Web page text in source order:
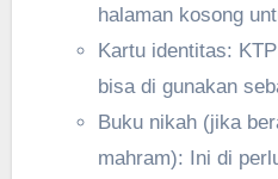
halaman kosong
Kartu identitas:
bisa di gunakan
Buku nikah (jika
mahram): Ini di